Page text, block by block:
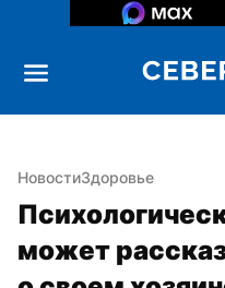
НовостиЗдоровье
может